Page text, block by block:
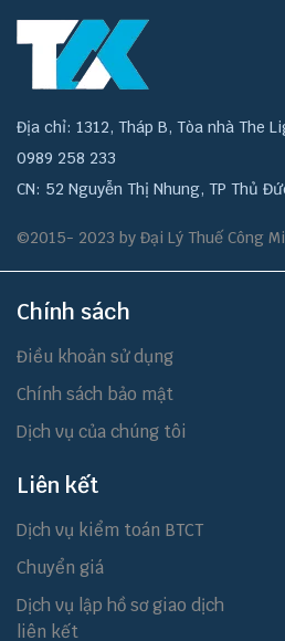
Địa chỉ: 1312, Tháp B, Tòa nhà The
0989 258 233
CN: 52 Nguyễn Thị Nhung, TP Thủ
©2015- 2023 by Đại Lý Thuế Công
Chính sách
Điều khoản sử dụng
Chính sách bảo mật
Dịch vụ của chúng tôi
Liên kết
Dịch vụ kiểm toán BTCT
Chuyển giá
Dịch vụ lập hồ sơ giao dịch
liên kết